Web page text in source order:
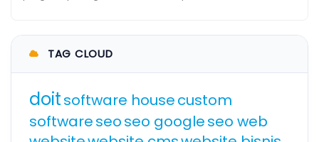
TAG CLOUD
doitsoftware housecustom
softwareseoseo googleseo web